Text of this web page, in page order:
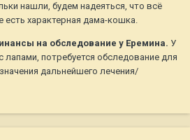
нашли, будем надеяться, что всё
есть характерная дама-кошка.
на обследование у Еремина. У
лапами, потребуется обследование для
дальнейшего лечения/